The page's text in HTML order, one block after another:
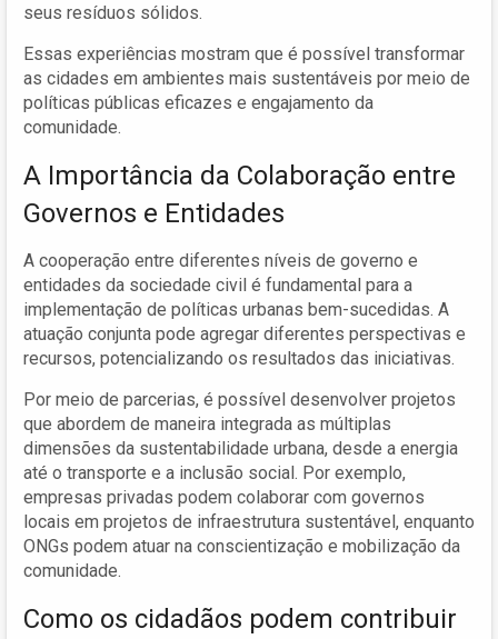
seus resíduos sólidos.
Essas experiências mostram que é possível transformar
as cidades em ambientes mais sustentáveis por meio de
políticas públicas eficazes e engajamento da
comunidade.
A Importância da Colaboração entre
Governos e Entidades
A cooperação entre diferentes níveis de governo e
entidades da sociedade civil é fundamental para a
implementação de políticas urbanas bem-sucedidas. A
atuação conjunta pode agregar diferentes perspectivas e
recursos, potencializando os resultados das iniciativas.
Por meio de parcerias, é possível desenvolver projetos
que abordem de maneira integrada as múltiplas
dimensões da sustentabilidade urbana, desde a energia
até o transporte e a inclusão social. Por exemplo,
empresas privadas podem colaborar com governos
locais em projetos de infraestrutura sustentável, enquanto
ONGs podem atuar na conscientização e mobilização da
comunidade.
Como os cidadãos podem contribuir